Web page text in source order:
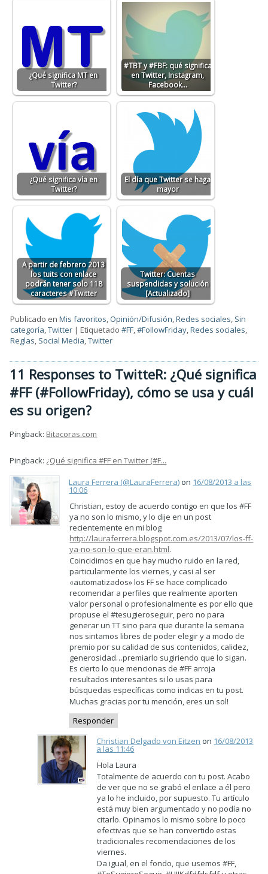
¿Qué significa MT en
Twitter?
#TBT y #FBF: qué significa
en Twitter, Instagram,
Facebook…
¿Qué significa vía en
Twitter?
El día que Twitter se haga
mayor
A partir de febrero 2013
los tuits con enlace
podrán tener solo 118
caracteres #Twitter
Twitter: Cuentas
suspendidas y solución
[Actualizado]
Publicado en Mis favoritos, Opinión/Difusión,Redes sociales, Sin
categoría,Twitter |Etiquetado #FF,#FollowFriday,Redes sociales,
Reglas, Social Media,Twitter
11 Responses to TwitteR: ¿Qué significa
#FF (#FollowFriday), cómo se usa y cuál
es su origen?
Pingback: Bitacoras.com
Pingback: ¿Qué significa #FF en Twitter (#F...
Laura Ferrera (@LauraFerrera)on 16/08/2013 a las
10:06
Christian, estoy de acuerdo contigo en que los #FF
ya no son lo mismo, y lo dije en un post
recientemente en mi blog
http://lauraferrera.blogspot.com.es/2013/07/los-ff-
ya-no-son-lo-que-eran.html.
Coincidimos en que hay mucho ruido en la red,
particularmente los viernes, y casi al ser
«automatizados» los FF se hace complicado
recomendar a perfiles que realmente aporten
valor personal o profesionalmente es por ello que
propuse el #tesugieroseguir, pero no para
generar un TT sino para que durante la semana
nos sintamos libres de poder elegir y a modo de
premio por su calidad de sus contenidos, calidez,
generosidad…premiarlo sugiriendo que lo sigan.
Es cierto lo que mencionas de #FF arroja
resultados interesantes si lo usas para
búsquedas específicas como indicas en tu post.
Muchas gracias por tu mención, eres un sol!
Responder
Christian Delgado von Eitzen on 16/08/2013
a las 11:46
Hola Laura
Totalmente de acuerdo con tu post. Acabo
de ver que no se grabó el enlace a él pero
ya lo he incluido, por supuesto. Tu artículo
está muy bien argumentado y no podía no
citarlo. Opinamos lo mismo sobre lo poco
efectivas que se han convertido estas
tradicionales recomendaciones de los
viernes.
Da igual, en el fondo, que usemos #FF,